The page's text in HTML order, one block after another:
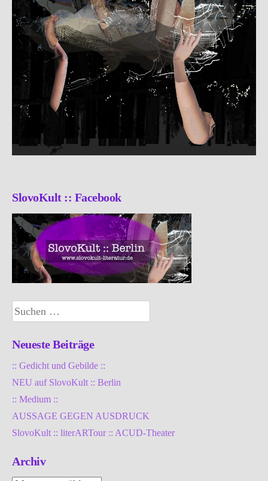
SlovoKult :: Facebook
Suchen
nach:
Neueste Beiträge
:: Gedicht und Gebilde ::
NEU auf SlovoKult :: Berlin
:: Medium ::
AUSSAGE GEGEN AUSDRUCK
SlovoKult :: literARTour :: ACUD-Theater
Archiv